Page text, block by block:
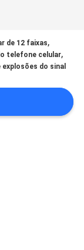
de 12 faixas,
telefone celular,
do sinal